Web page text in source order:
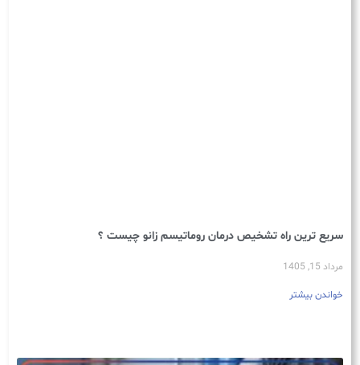
سریع ترین راه تشخیص درمان روماتیسم زانو چیست ؟
مرداد 15, 1405
خواندن بیشتر